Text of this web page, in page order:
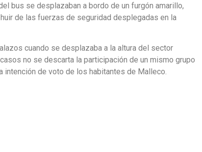
bus se desplazaban a bordo de un furgón amarillo,
de las fuerzas de seguridad desplegadas en la
cuando se desplazaba a la altura del sector
no se descarta la participación de un mismo grupo
intención de voto de los habitantes de Malleco.